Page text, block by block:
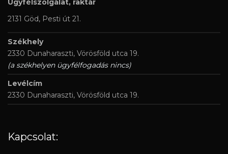
2131 Göd, Pesti út 21.
Székhely
2330 Dunaharaszti, Vörösföld utca 19.
(a székhelyen ügyfélfogadás nincs)
Levélcím
2330 Dunaharaszti, Vörösföld utca 19.
Kapcsolat: